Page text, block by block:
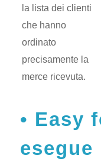
la lista dei clienti
che hanno
ordinato
precisamente la
merce ricevuta.
Easy
esegue